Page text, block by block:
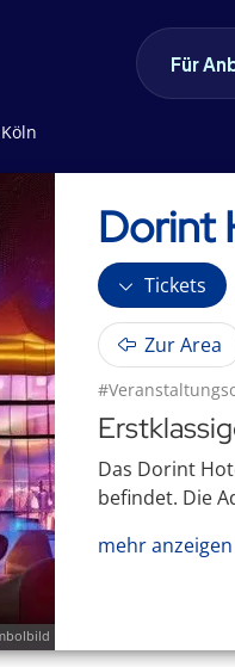
Für
Dorint
Tickets
Zur Area
Das Dorint
befindet. Die
mehr anzeigen